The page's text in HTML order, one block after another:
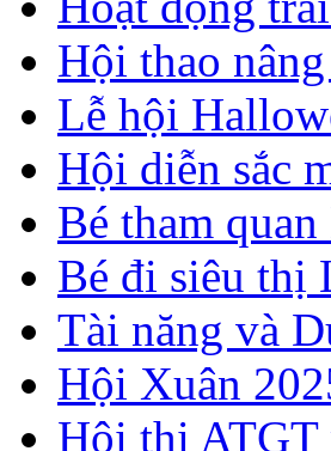
Hội thao
Lễ hội
Hội diễn sắc
Bé tham
Bé đi siêu thị
Tài năng và
Hội Xuân
Hội thi ATGT